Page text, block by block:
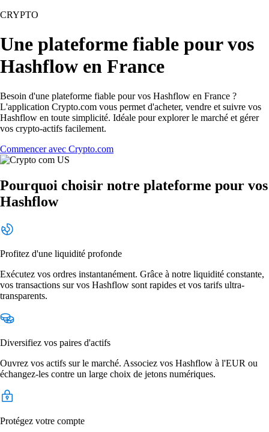
CRYPTO
Une plateforme fiable pour vos
Hashflow en France
Besoin d'une plateforme fiable pour vos Hashflow en France ?
L'application Crypto.com vous permet d'acheter, vendre et suivre vos
Hashflow en toute simplicité. Idéale pour explorer le marché et gérer
vos crypto-actifs facilement.
Commencer avec Crypto.com
Pourquoi choisir notre plateforme pour vos
Hashflow
Profitez d'une liquidité profonde
Exécutez vos ordres instantanément. Grâce à notre liquidité constante,
vos transactions sur vos Hashflow sont rapides et vos tarifs ultra-
transparents.
Diversifiez vos paires d'actifs
Ouvrez vos actifs sur le marché. Associez vos Hashflow à l'EUR ou
échangez-les contre un large choix de jetons numériques.
Protégez votre compte